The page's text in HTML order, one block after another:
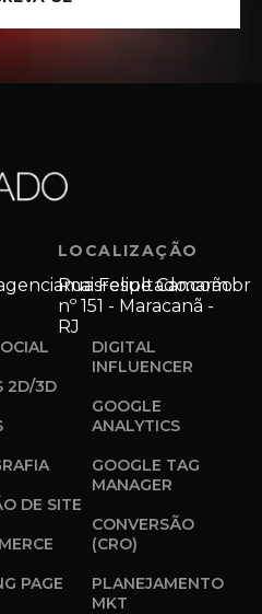
LOCALIZAÇÃO
Rua Felipe Camarão
nº 151 - Maracanã -
RJ
2D/3D
DE SITE
PAGE
DIGITAL
INFLUENCER
GOOGLE
ANALYTICS
GOOGLE TAG
MANAGER
CONVERSÃO
(CRO)
PLANEJAMENTO
MKT